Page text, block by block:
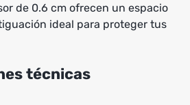
de 0.6 cm ofrecen un espacio
ideal para proteger tus
técnicas